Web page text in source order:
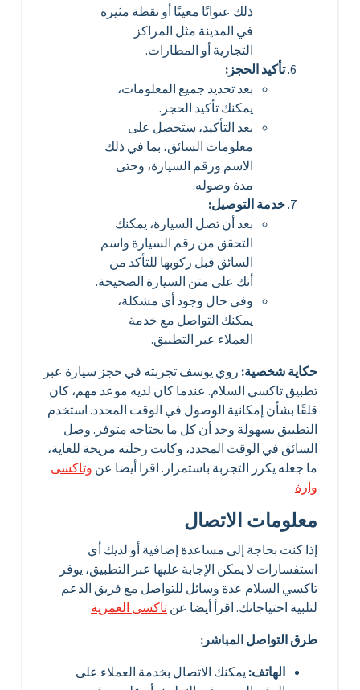
ذلك عنوانًا معينًا أو نقطة مثيرة
في المدينة مثل المراكز
التجارية أو المطارات.
تأكيد الحجز:
بعد تحديد جميع المعلومات،
يمكنك تأكيد الحجز.
بعد التأكيد، ستحصل على
معلومات السائق، بما في ذلك
الاسم ورقم السيارة، وحتى
مدة وصوله.
خدمة التوصيل:
بعد أن تصل السيارة، يمكنك
التحقق من رقم السيارة واسم
السائق قبل ركوبها للتأكد من
أنك على متن السيارة الصحيحة.
وفي حال وجود أي مشكلة،
يمكنك التواصل مع خدمة
العملاء عبر التطبيق.
حكاية شخصية:روي يوسف تجربته في حجز سيارة عبر
تطبيق تاكسي السلام. عندما كان لديه موعد مهم، كان
قلقًا بشأن إمكانية الوصول في الوقت المحدد. استخدم
التطبيق بسهولة وجد أن كل ما يحتاجه متوفر. وصل
السائق في الوقت المحدد، وكانت رحلته مريحة للغاية،
ما جعله يكرر التجربة باستمرار. اقرا أيضا عنوتاكسى
وارة
معلومات الاتصال
إذا كنت بحاجة إلى مساعدة إضافية أو لديك أي
استفسارات لا يمكن الإجابة عليها عبر التطبيق، يوفر
تاكسي السلام عدة وسائل للتواصل مع فريق الدعم
لتلبية احتياجاتك. اقرأ أيضا عنتاكسى العمرية
طرق التواصل المباشر:
الهاتف:يمكنك الاتصال بخدمة العملاء على